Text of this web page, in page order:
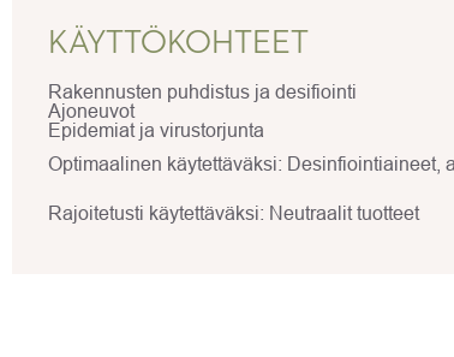
KÄYTTÖKOHTEET
Rakennusten puhdistus ja desifiointi
Ajoneuvot
Epidemiat ja virustorjunta
Optimaalinen käytettäväksi: Desinfiointiaineet,
Rajoitetusti käytettäväksi: Neutraalit tuotteet